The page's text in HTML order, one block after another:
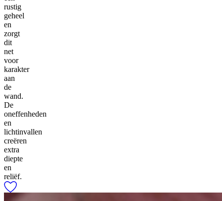
rustig
geheel
en
zorgt
dit
net
voor
karakter
aan
de
wand.
De
oneffenheden
en
lichtinvallen
creëren
extra
diepte
en
reliëf.